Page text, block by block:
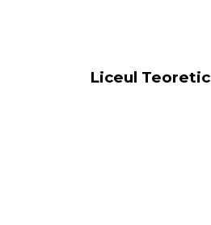
Liceul Teoretic